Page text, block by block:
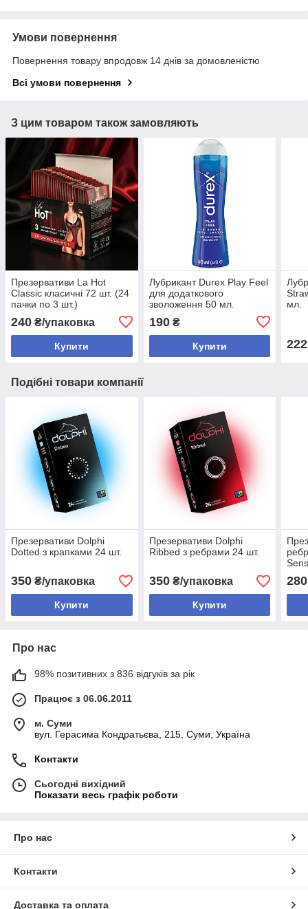
Умови повернення
Повернення товару впродовж 14 днів за домовленістю
Всі умови повернення
З цим товаром також замовляють
Презервативи La Hot
Classic класичні 72 шт. (24
пачки по 3 шт.)
240 ₴/упаковка
Купити
Лубрикант Durex Play Feel
для додаткового
зволоження 50 мл.
190₴
Купити
мл.
222
Подібні товари компанії
Презервативи Dolphi
Dotted з крапками 24 шт.
350 ₴/упаковка
Купити
Презервативи Dolphi
Ribbed з ребрами 24 шт.
350₴/упаковка
Купити
280
Про нас
98% позитивних з 836 відгуків за рік
Працює з 06.06.2011
м. Суми
вул. Герасима Кондратьєва, 215, Суми, Україна
Контакти
Сьогодні вихідний
Показати весь графік роботи
Про нас
Контакти
Доставка та оплата